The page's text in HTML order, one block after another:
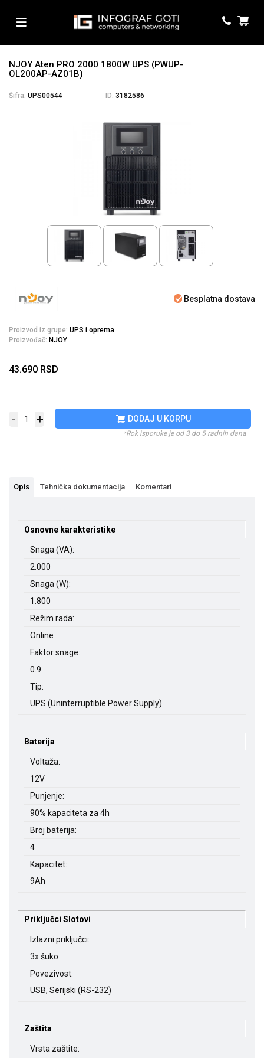
NJOY Aten PRO 2000 1800W UPS (PWUP-
OL200AP-AZ01B)
Šifra: UPS00544 ID: 3182586
Besplatna dostava
Proizvod iz grupe: UPS i oprema
Proizvođač: NJOY
43.690 RSD
- + DODAJ U KORPU
*Rok isporuke je od 3 do 5 radnih dana
Opis Tehnička dokumentacija Komentari
Osnovne karakteristike
Snaga (VA):
2.000
Snaga (W):
1.800
Režim rada:
Online
Faktor snage:
0.9
Tip:
UPS (Uninterruptible Power Supply)
Baterija
Voltaža:
12V
Punjenje:
90% kapaciteta za 4h
Broj baterija:
4
Kapacitet:
9Ah
Priključci Slotovi
Izlazni priključci:
3x šuko
Povezivost:
USB, Serijski (RS-232)
Zaštita
Vrsta zaštite: